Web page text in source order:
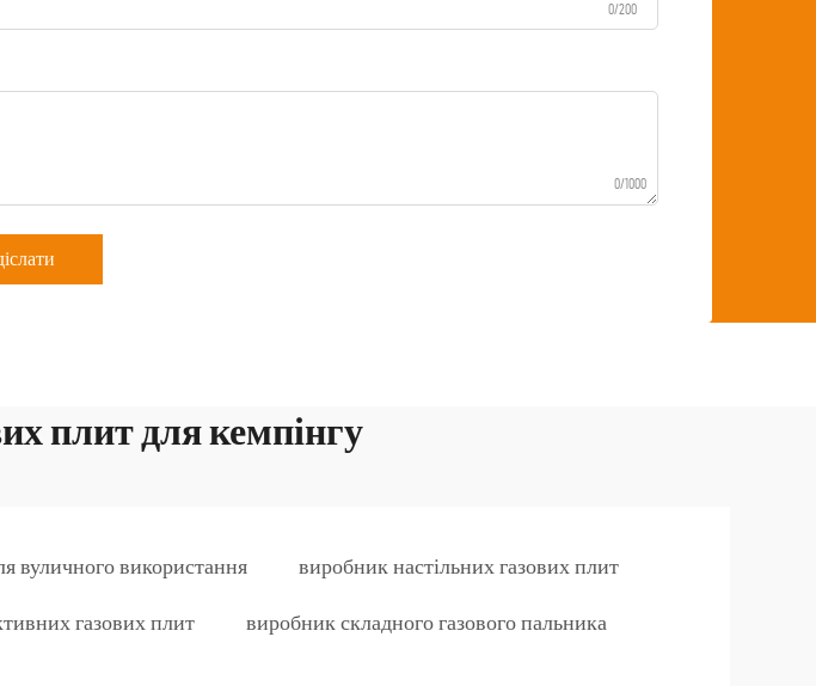
0/200
0/1000
плит для кемпінгу
вуличного використання виробник настільних газових плит
газових плит виробник складного газового пальника